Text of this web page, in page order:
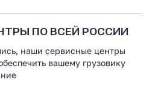
ПО ВСЕЙ РОССИИ
наши сервисные центры
вашему грузовику